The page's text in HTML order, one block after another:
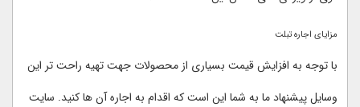
مزایای اجاره تبلت
با توجه به افزایش قیمت بسیاری از محصولات جهت تهیه راحت تر این
وسایل پیشنهاد ما به شما این است که اقدام به اجاره آن ها کنید. سایت